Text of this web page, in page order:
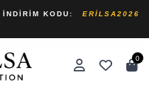
İNDIRIM KODU:
ERILSA2026
0